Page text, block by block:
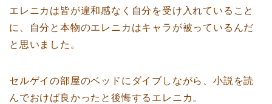
エレニカは皆が違和感なく自分を受け入れていること
に、自分と本物のエレニカはキャラが被っているんだ
と思いました。
セルゲイの部屋のベッドにダイブしながら、小説を読
んでおけば良かったと後悔するエレニカ。